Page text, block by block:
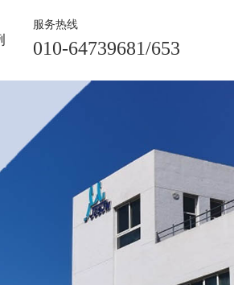
服务热线
010-64739681/653